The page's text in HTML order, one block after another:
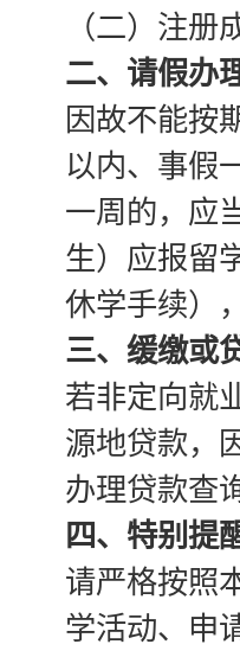
（二）注
二、请假办
因故不能按
以内、事假
一周的，应
生）应报留
休学手续）
三、缓缴或
若非定向就
源地贷款，
办理贷款查
四、特别提
请严格按照
学活动、申